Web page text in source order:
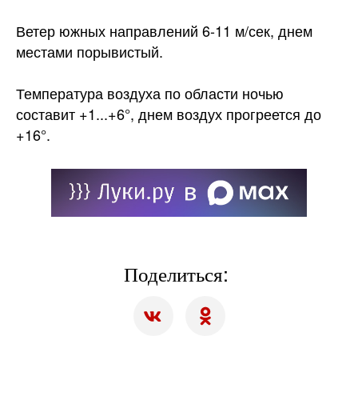
Ветер южных направлений 6-11 м/сек, днем
местами порывистый.
Температура воздуха пообласти ночью
составит +1...+6°, днем воздух прогреется до
+16°.
Поделиться: